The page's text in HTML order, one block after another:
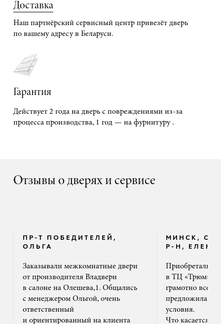
Доставка
Наш партнёрский сервисный центр привезёт дверь
по вашему адресу в Беларуси.
Гарантия
Действует 2 года на дверь с повреждениями из-за
процесса производства, 1 год — на фурнитуру .
Отзывы о дверях и сервисе
ПР-Т ПОБЕДИТЕЛЕЙ,
ОЛЬГА
Заказывали межкомнатные двери
от производителя Владвери
в салоне на Олешева,1. Общались
с менеджером Ольгой, очень
ответственный
и ориентированный на клиента
МИНСК,
Р-Н, ЕЛЕНА
Приобретали
в ТЦ «Трюм».
грамотно все
предложила
условия.
Что касается